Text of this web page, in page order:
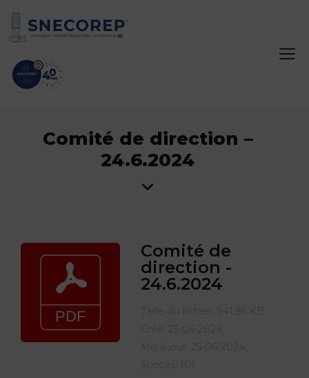
Comité de direction –
24.6.2024
Comité de
direction -
24.6.2024